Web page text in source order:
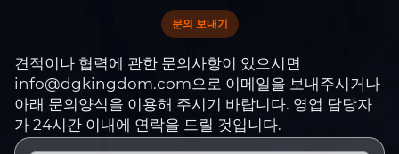
문의 보내기
견적이나 협력에 관한 문의사항이 있으시면
info@dgkingdom.com으로 이메일을 보내주시거나
아래 문의양식을 이용해 주시기 바랍니다. 영업 담당자
가 24시간 이내에 연락을 드릴 것입니다.